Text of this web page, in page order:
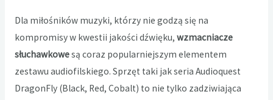
Dla miłośników muzyki, którzy nie godzą się na
kompromisy w kwestii jakości dźwięku, wzmacniacze
słuchawkowesą coraz popularniejszym elementem
zestawu audiofilskiego. Sprzęt taki jak seria Audioquest
DragonFly (Black, Red, Cobalt) to nie tylko zadziwiająca